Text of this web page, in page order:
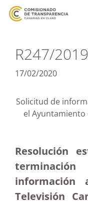
R247/2019
17/02/2020
Solicitud de
el Ayuntamiento
Resolución
información
Televisión